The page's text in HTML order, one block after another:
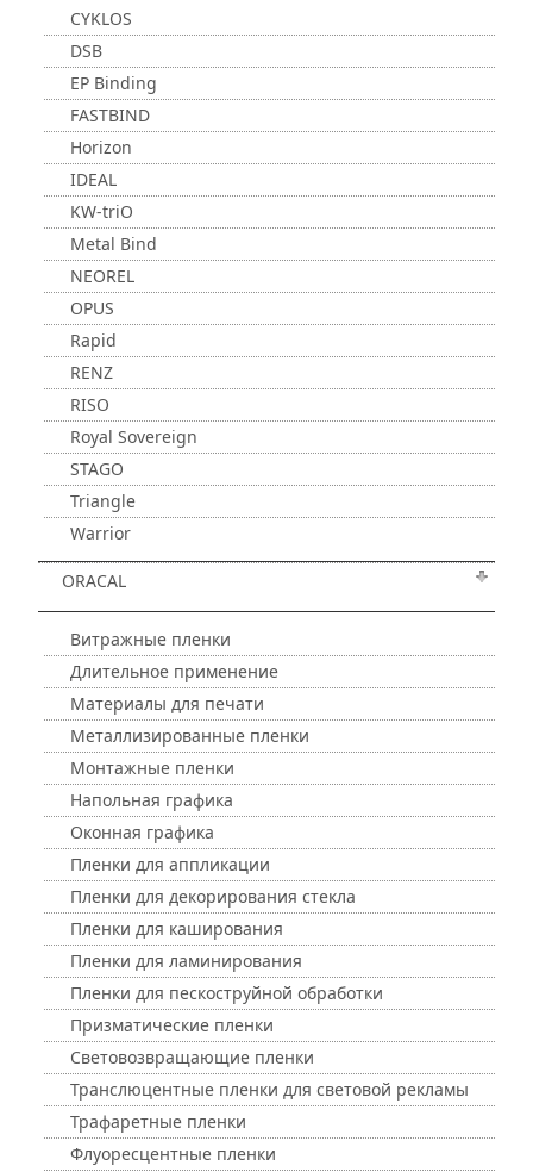
CYKLOS
DSB
EP Binding
FASTBIND
Horizon
IDEAL
KW-triO
Metal Bind
NEOREL
OPUS
Rapid
RENZ
RISO
Royal Sovereign
STAGO
Triangle
Warrior
ORACAL
Витражные пленки
Длительное применение
Материалы для печати
Металлизированные пленки
Монтажные пленки
Напольная графика
Оконная графика
Пленки для аппликации
Пленки для декорирования стекла
Пленки для каширования
Пленки для ламинирования
Пленки для пескоструйной обработки
Призматические пленки
Световозвращающие пленки
Транслюцентные пленки для световой рекламы
Трафаретные пленки
Флуоресцентные пленки